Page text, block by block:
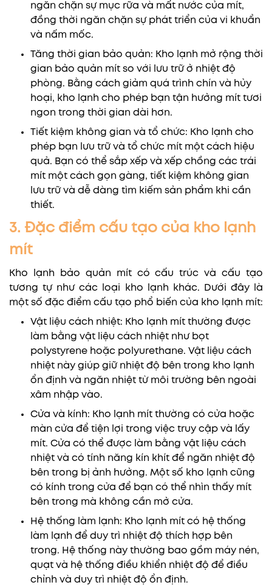
ngăn chặn sự mục rữa và mất nước của mít,
đồng thời ngăn chặn sự phát triển của vi khuẩn
và nấm mốc.
Tăng thời gian bảo quản: Kho lạnh mở rộng thời
gian bảo quản mít so với lưu trữ ở nhiệt độ
phòng. Bằng cách giảm quá trình chín và hủy
hoại, kho lạnh cho phép bạn tận hưởng mít tươi
ngon trong thời gian dài hơn.
Tiết kiệm không gian và tổ chức: Kho lạnh cho
phép bạn lưu trữ và tổ chức mít một cách hiệu
quả. Bạn có thể sắp xếp và xếp chồng các trái
mít một cách gọn gàng, tiết kiệm không gian
lưu trữ và dễ dàng tìm kiếm sản phẩm khi cần
thiết.
3. Đặc điểm cấu tạo của kho lạnh
mít
Kho lạnh bảo quản mít có cấu trúc và cấu tạo
tương tự như các loại kho lạnh khác. Dưới đây là
một số đặc điểm cấu tạo phổ biến của kho lạnh mít:
Vật liệu cách nhiệt: Kho lạnh mít thường được
làm bằng vật liệu cách nhiệt như bọt
polystyrene hoặc polyurethane. Vật liệu cách
nhiệt này giúp giữ nhiệt độ bên trong kho lạnh
ổn định và ngăn nhiệt từ môi trường bên ngoài
xâm nhập vào.
Cửa và kính: Kho lạnh mít thường có cửa hoặc
màn cửa để tiện lợi trong việc truy cập và lấy
mít. Cửa có thể được làm bằng vật liệu cách
nhiệt và có tính năng kín khít để ngăn nhiệt độ
bên trong bị ảnh hưởng. Một số kho lạnh cũng
có kính trong cửa để bạn có thể nhìn thấy mít
bên trong mà không cần mở cửa.
Hệ thống làm lạnh: Kho lạnh mít có hệ thống
làm lạnh để duy trì nhiệt độ thích hợp bên
trong. Hệ thống này thường bao gồm máy nén,
quạt và hệ thống điều khiển nhiệt độ để điều
chỉnh và duy trì nhiệt độ ổn định.